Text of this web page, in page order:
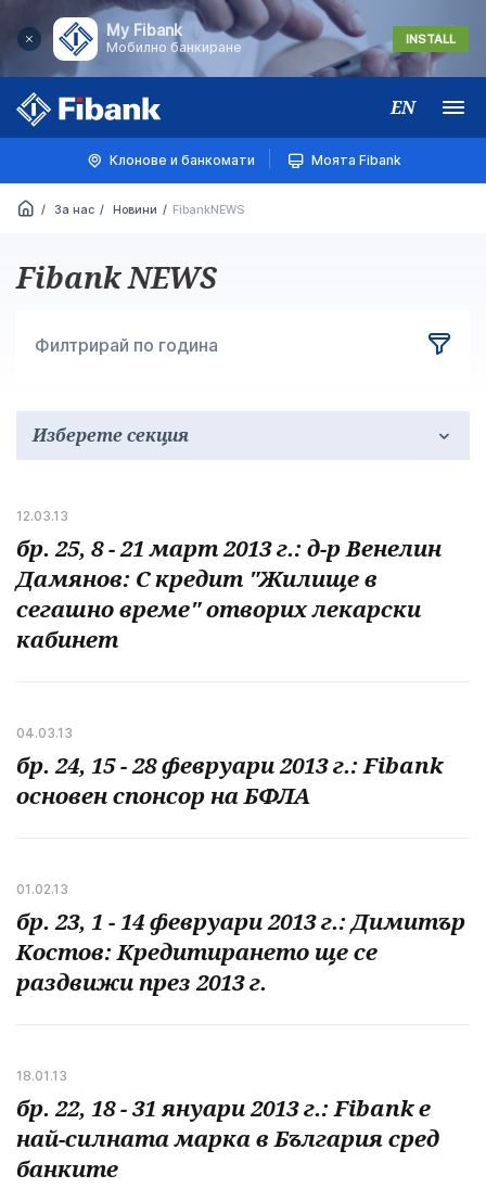
My Fibank
Мобилно банкиране
INSTALL
EN Меню
Клонове и банкомати Моята Fibank
За нас Новини FibankNEWS
Fibank NEWS
Филтрирай по година
12.03.13
бр. 25, 8 - 21 март 2013 г.: д-р Венелин
Дамянов: С кредит "Жилище в
сегашно време" отворих лекарски
кабинет
04.03.13
бр. 24, 15 - 28 февруари 2013 г.: Fibank
основен спонсор на БФЛА
01.02.13
бр. 23, 1 - 14 февруари 2013 г.: Димитър
Костов: Кредитирането ще се
раздвижи през 2013 г.
18.01.13
бр. 22, 18 - 31 януари 2013 г.: Fibank е
най-силната марка в България сред
банките
Изберете секция